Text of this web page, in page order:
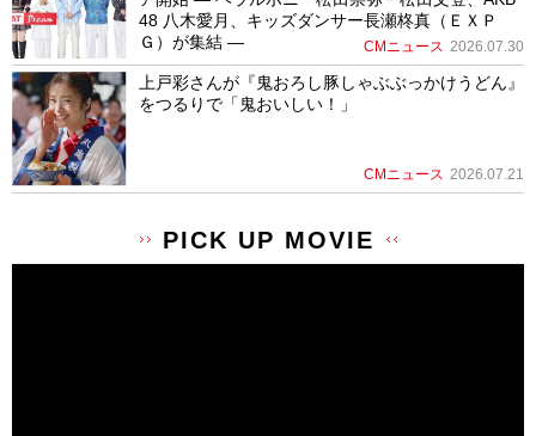
48 八木愛月、キッズダンサー長瀬柊真（ＥＸＰ
Ｇ）が集結 ―
CMニュース 2026.07.30
上戸彩さんが『鬼おろし豚しゃぶぶっかけうどん』
をつるりで「鬼おいしい！」
CMニュース 2026.07.21
PICK UP MOVIE